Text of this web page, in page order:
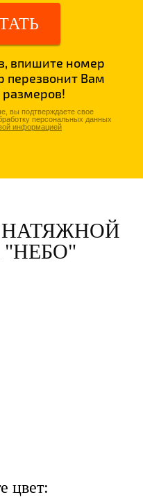
впишите номер
перезвонит Вам
вы подтверждаете свое
персональных данных
информацией
цвет: